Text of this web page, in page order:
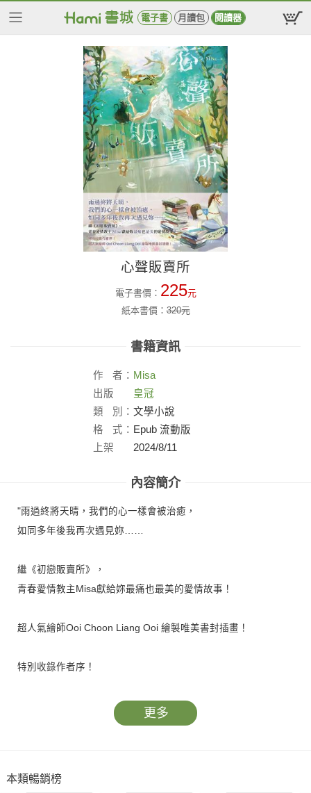
電子書 月讀包 閱讀器
心聲販賣所
電子書價： 225元
紙本書價：320元
書籍資訊
作 者： Misa
出版
社：
皇冠
類
別： 文學小說
格
式： Epub 流動版
上架
2024/8/11
內容簡介
"雨過終將天晴，我們的心一樣會被治癒，
如同多年後我再次遇見妳……
繼《初戀販賣所》，
青春愛情教主Misa獻給妳最痛也最美的愛情故事！
超人氣繪師Ooi Choon Liang Ooi 繪製唯美書封插畫！
特別收錄作者序！
心聲販賣所，是從夢境中進入的一片水域，可深可淺的水，代表
音，也不代表那是他呈現出的所有真心，似真似假的心意，需要
更多
本類暢銷榜